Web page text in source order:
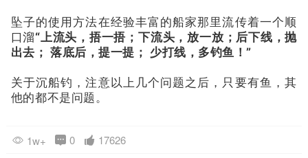
坠子的使用方法在经验丰富的船家那里流传着一个顺
口溜“上流头，捂一捂；下流头，放一放；后下线，抛
出去； 落底后，提一提； 少打线，多钓鱼！”
关于沉船钓，注意以上几个问题之后，只要有鱼，其
他的都不是问题。
1w+ 0
17626